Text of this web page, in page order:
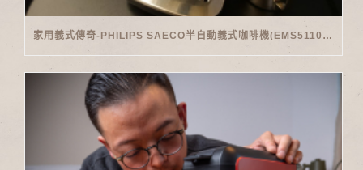
家用義式傳奇-PHILIPS SAECO半自動義式咖啡機(EMS5110)開箱